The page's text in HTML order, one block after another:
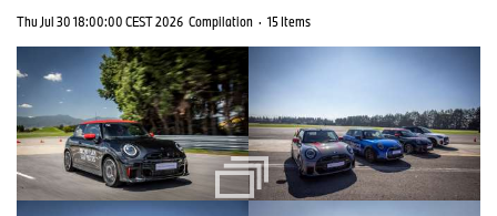
Thu Jul 30 18:00:00 CEST 2026 Compilation · 15 Items